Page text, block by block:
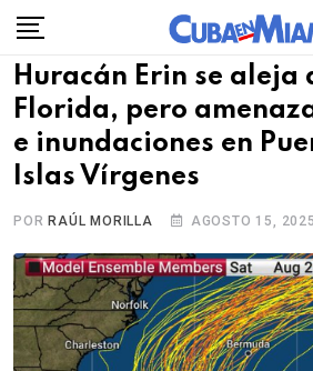
Skip
content
Huracán Erin se aleja
Florida, pero
e inundaciones en
Islas Vírgenes
POR RAÚL MORILLA AGOSTO 15, 2025